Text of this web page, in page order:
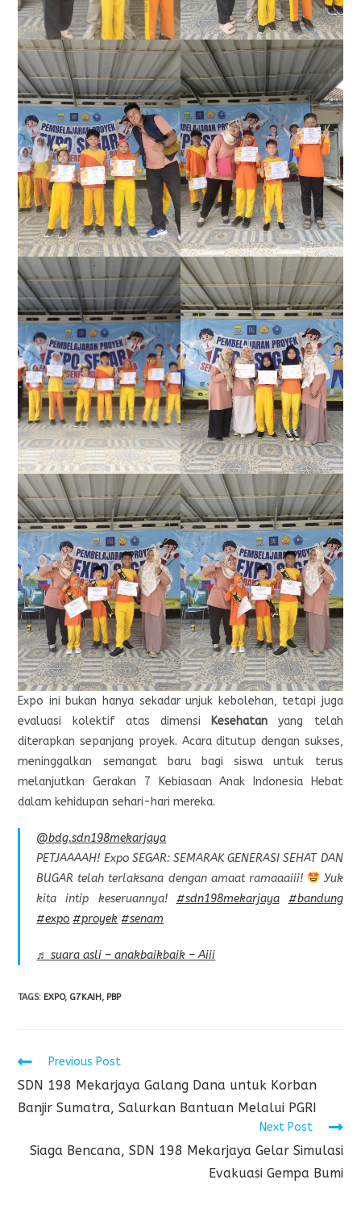
Expo ini bukan hanya sekadar unjuk kebolehan, tetapi juga
evaluasi kolektif atas dimensi
Kesehatan yang telah
diterapkan sepanjang proyek. Acara ditutup dengan sukses,
meninggalkan semangat baru bagi siswa untuk terus
melanjutkan Gerakan 7 Kebiasaan Anak Indonesia Hebat
dalam kehidupan sehari-hari mereka.
@bdg.sdn198mekarjaya
PETJAAAAH! Expo SEGAR: SEMARAK GENERASI SEHAT DAN
BUGAR telah terlaksana dengan amaat ramaaaiii!
Yuk
kita intip keseruannya! #sdn198mekarjaya
#bandung
#expo #proyek #senam
♬ suara asli – anakbaikbaik – Aiii
TAGS: EXPO, G7KAIH, PBP
Previous Post
SDN 198 Mekarjaya Galang Dana untuk Korban
Banjir Sumatra, Salurkan Bantuan Melalui PGRI
Next Post
Siaga Bencana, SDN 198 Mekarjaya Gelar Simulasi
Evakuasi Gempa Bumi